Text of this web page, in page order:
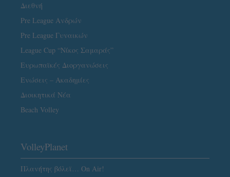
Διεθνή
Pre League Ανδρών
Pre League Γυναικών
League Cup “Νίκος Σαμαράς”
Ευρωπαϊκές Διοργανώσεις
Ενώσεις – Ακαδημίες
Διοικητικά Νέα
Beach Volley
VolleyPlanet
Πλανήτης βόλεϊ… On Air!